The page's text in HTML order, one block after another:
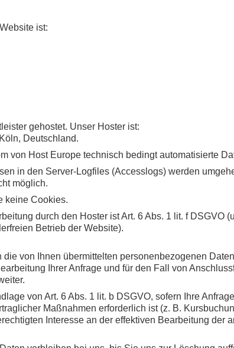
ist:
gehostet. Unser Hoster ist:
Deutschland.
von Host Europe technisch bedingt automatisierte
in den Server-Logfiles (Accesslogs) werden
möglich.
keine Cookies.
durch den Hoster ist Art. 6 Abs. 1 lit. f DSGVO
Betrieb der Website).
von Ihnen übermittelten personenbezogenen
Ihrer Anfrage und für den Fall von
von Art. 6 Abs. 1 lit. b DSGVO, sofern Ihre
Maßnahmen erforderlich ist (z. B.
Interesse an der effektiven Bearbeitung der